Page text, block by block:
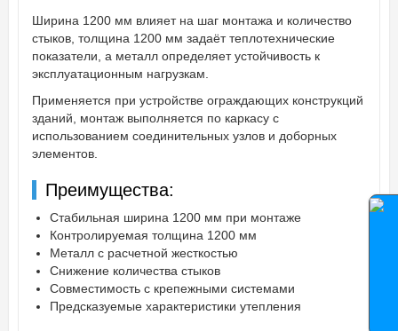
Ширина 1200 мм влияет на шаг монтажа и количество
стыков, толщина 1200 мм задаёт теплотехнические
показатели, а металл определяет устойчивость к
эксплуатационным нагрузкам.
Применяется при устройстве ограждающих конструкций
зданий, монтаж выполняется по каркасу с
использованием соединительных узлов и доборных
элементов.
Преимущества:
Стабильная ширина 1200 мм при монтаже
Контролируемая толщина 1200 мм
Металл с расчетной жесткостью
Снижение количества стыков
Совместимость с крепежными системами
Предсказуемые характеристики утепления